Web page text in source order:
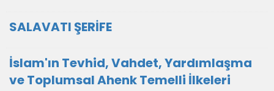
SALAVATI ŞERİFE
İslam'ın Tevhid, Vahdet, Yardımlaşma
ve Toplumsal Ahenk Temelli İlkeleri